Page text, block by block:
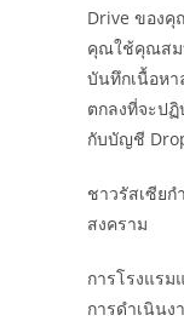
Drive ของคุ
คุณใช้คุณสม
บันทึกเนื้อห
ตกลงที่จะป
กับบัญชี
ชาวรัสเซียก
สงคราม
การโรงแรม
การดำเนิน